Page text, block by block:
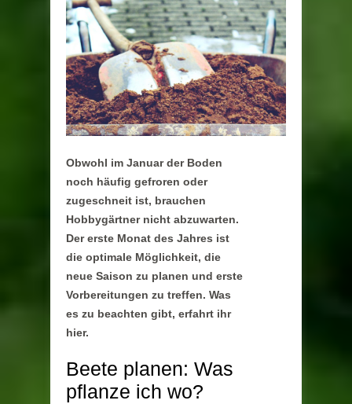
Obwohl im Januar der Boden
noch häufig gefroren oder
zugeschneit ist, brauchen
Hobbygärtner nicht abzuwarten.
Der erste Monat des Jahres ist
die optimale Möglichkeit, die
neue Saison zu planen und erste
Vorbereitungen zu treffen. Was
es zu beachten gibt, erfahrt ihr
hier.
Beete planen: Was
pflanze ich wo?